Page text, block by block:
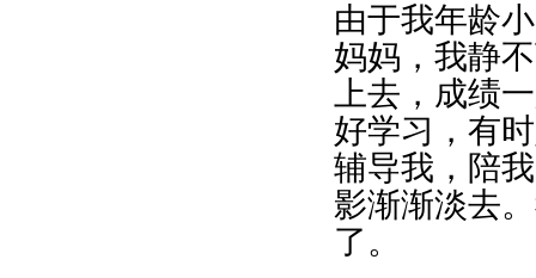
由于我年龄
妈妈，我静
上去，成绩
好学习，有
辅导我，陪
影渐渐淡去
了。